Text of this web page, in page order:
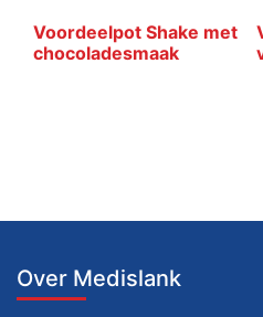
Voordeelpot Shake met
chocoladesmaak
Over Medislank